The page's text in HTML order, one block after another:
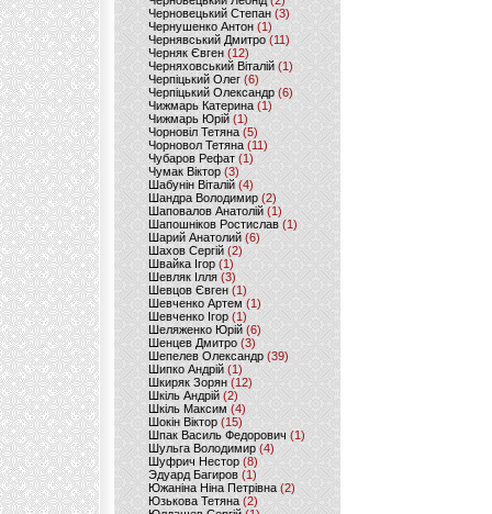
Черновецький Степан (3)
Чернушенко Антон (1)
Чернявський Дмитро(11)
Черняк Євген(12)
Черняховський Віталій (1)
Черпіцький Олег (6)
Черпіцький Олександр (6)
Чижмарь Катерина (1)
Чижмарь Юрій (1)
Чорновіл Тетяна (5)
Чорновол Тетяна (11)
Чубаров Рефат (1)
Чумак Віктор(3)
Шабунін Віталій (4)
Шандра Володимир (2)
Шаповалов Анатолій(1)
Шапошніков Ростислав(1)
Шарий Анатолий(6)
Шахов Сергій(2)
Швайка Ігор (1)
Шевляк Ілля (3)
Шевцов Євген (1)
Шевченко Артем(1)
Шевченко Ігор(1)
Шеляженко Юрій (6)
Шенцев Дмитро (3)
Шепелев Олександр (39)
Шипко Андрій(1)
Шкиряк Зорян(12)
Шкіль Андрій(2)
Шкіль Максим (4)
Шокін Віктор (15)
Шпак Василь Федорович (1)
Шульга Володимир (4)
Шуфрич Нестор(8)
Эдуард Багиров (1)
Южаніна Ніна Петрівна (2)
Юзькова Тетяна(2)